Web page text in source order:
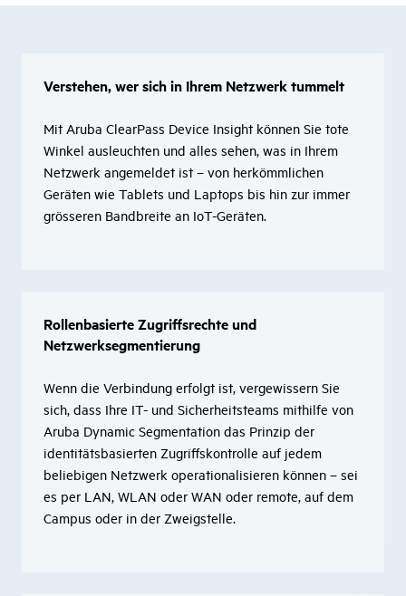
Verstehen, wer sich in Ihrem Netzwerk tummelt
Mit Aruba ClearPass Device Insight können Sie tote
Winkel ausleuchten und alles sehen, was in Ihrem
Netzwerk angemeldet ist – von herkömmlichen
Geräten wie Tablets und Laptops bis hin zur immer
grösseren Bandbreite an IoT-Geräten.
Rollenbasierte Zugriffsrechte und
Netzwerksegmentierung
Wenn die Verbindung erfolgt ist, vergewissern Sie
sich, dass Ihre IT- und Sicherheitsteams mithilfe von
Aruba Dynamic Segmentation das Prinzip der
identitätsbasierten Zugriffskontrolle auf jedem
beliebigen Netzwerk operationalisieren können – sei
es per LAN, WLAN oder WAN oder remote, auf dem
Campus oder in der Zweigstelle.